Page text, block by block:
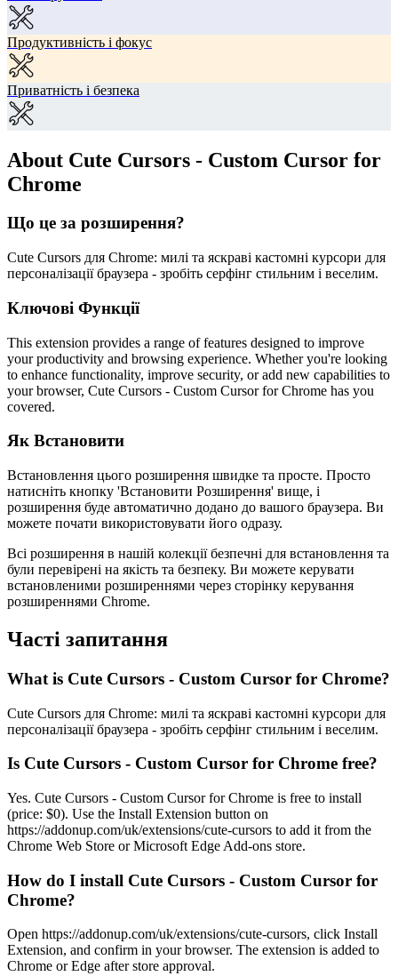
Продуктивність і фокус
Приватність і безпека
About Cute Cursors - Custom Cursor for
Chrome
Що це за розширення?
Cute Cursors для Chrome: милі та яскраві кастомні курсори для
персоналізації браузера - зробіть серфінг стильним і веселим.
Ключові Функції
This extension provides a range of features designed to improve
your productivity and browsing experience. Whether you're looking
to enhance functionality, improve security, or add new capabilities to
your browser, Cute Cursors - Custom Cursor for Chrome has you
covered.
Як Встановити
Встановлення цього розширення швидке та просте. Просто
натисніть кнопку 'Встановити Розширення' вище, і
розширення буде автоматично додано до вашого браузера. Ви
можете почати використовувати його одразу.
Всі розширення в нашій колекції безпечні для встановлення та
були перевірені на якість та безпеку. Ви можете керувати
встановленими розширеннями через сторінку керування
розширеннями Chrome.
Часті запитання
What is Cute Cursors - Custom Cursor for Chrome?
Cute Cursors для Chrome: милі та яскраві кастомні курсори для
персоналізації браузера - зробіть серфінг стильним і веселим.
Is Cute Cursors - Custom Cursor for Chrome free?
Yes. Cute Cursors - Custom Cursor for Chrome is free to install
(price: $0). Use the Install Extension button on
https://addonup.com/uk/extensions/cute-cursors to add it from the
Chrome Web Store or Microsoft Edge Add-ons store.
How do I install Cute Cursors - Custom Cursor for
Chrome?
Open https://addonup.com/uk/extensions/cute-cursors, click Install
Extension, and confirm in your browser. The extension is added to
Chrome or Edge after store approval.